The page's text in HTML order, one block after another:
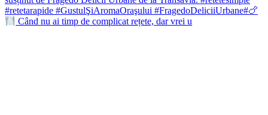
Când nu ai timp de complicat rețete, dar vrei u